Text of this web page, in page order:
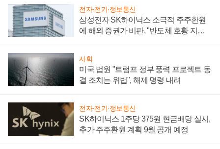
전자·전기·정보통신
삼성전자 SK하이닉스 소극적 주주환원
에 해외 증권가 비판, "반도체 호황 지속
사회
미국 법원 "트럼프 정부 풍력 프로젝트 동
결 조치는 위법", 해제 명령 내려
전자·전기·정보통신
SK하이닉스 1주당 375원 현금배당 실시,
추가 주주환원 계획 9월 공개 예정